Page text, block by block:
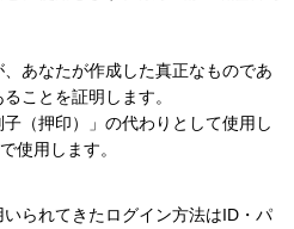
、あなたが作成した真正なものであ
ことを証明します。
（押印）」の代わりとして使用し
使用します。
られてきたログイン方法はID・パ